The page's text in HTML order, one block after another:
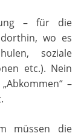
– für die
wo es
soziale
etc.). Nein
–
müssen die